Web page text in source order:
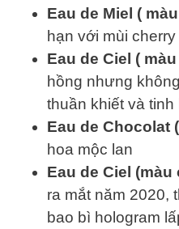
Eau de Miel (
hạn với mùi
Eau de Ciel (
hồng nhưng
thuần khiết và tinh
Eau de Chocolat
hoa mộc lan
Eau de Ciel
ra mắt năm 2020,
bao bì hologram